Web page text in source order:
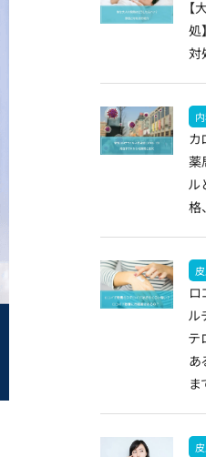
【
処
対
カ
薬
ル
格
ロ
ル
テ
あ
ま